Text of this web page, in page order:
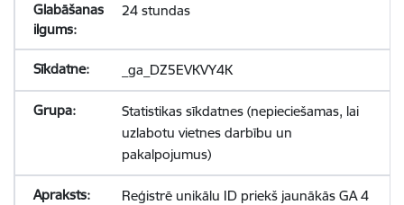
24 stundas
_ga_DZ5EVKVY4K
Statistikas sīkdatnes (nepieciešamas, lai
uzlabotu vietnes darbību un
pakalpojumus)
Reģistrē unikālu ID priekš jaunākās GA 4